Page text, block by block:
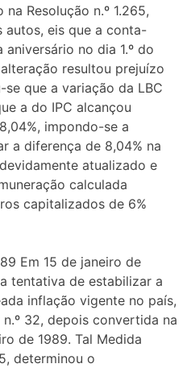
Resolução n.º 1.265,
autos, eis que a conta-
no dia 1.º do
resultou prejuízo
que a variação da LBC
a do IPC alcançou
impondo-se a
a diferença de 8,04% na
atualizado e
calculada
capitalizados de 6%
Em 15 de janeiro de
tentativa de estabilizar a
inflação vigente no país,
32, depois convertida na
de 1989. Tal Medida
determinou o